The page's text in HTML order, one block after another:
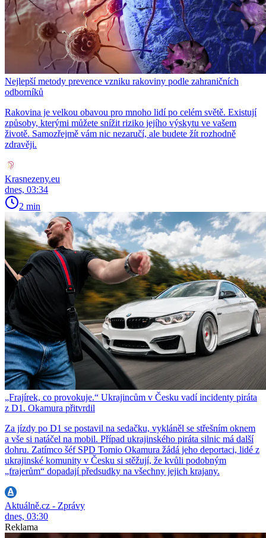
Nejlepší metody prevence vzniku rakoviny podle zahraničních
odborníků
Rakovina je velkou obavou pro mnoho lidí po celém světě. Existují
způsoby, kterými můžete snížit riziko jejího výskytu ve vašem
životě. Samozřejmě vám nic nezaručí, ale budete žít rozhodně
zdravěji.
Krasnezeny.eu
dnes, 03:34
2 min
„Frajírek, co provokuje.“ Ukrajincům v Česku vadí incidenty piráta
z D1. Okamura přitvrdil
Za jízdy po D1 se postavil na sedačku, vykláněl se střešním oknem
a vše si natáčel na mobil. Případ ukrajinského piráta silnic má další
dohru. Zatímco šéf SPD Tomio Okamura žádá jeho deportaci, lidé z
ukrajinské komunity v Česku si stěžují, že kvůli podobným
„frajerům“ dopadají předsudky na všechny jejich krajany.
Aktuálně.cz - Zprávy
dnes, 03:30
Reklama